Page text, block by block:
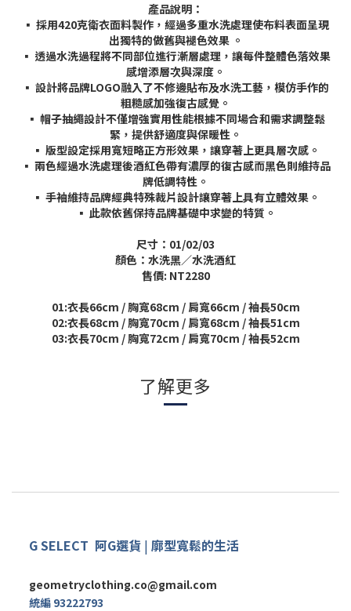
產品說明：
▪ 採用420克衛衣面料製作，經過多重水洗處理使布料表面呈現
出獨特的做舊與褪色效果 。
▪ 透過水洗過程將不同部位進行漸層處理，讓每件整體色落效果
感增添層次與深度。
▪ 設計將品牌LOGO融入了不修邊貼布及水洗工藝，模仿手作的
粗糙感加強復古感覺。
▪ 帽子抽繩設計不僅增強實用性能根據不同場合和需求調整鬆
緊，提供舒適度與保暖性。
▪ 版型設定採用寬短略正方形效果，讓穿著上更具層次感。
▪ 兩色經過水洗處理後酒紅色帶有濃厚的復古感而黑色則維持品
牌低調特性。
▪ 手袖維持品牌經典特殊裁片設計讓穿著上具有立體效果。
▪ 此款依舊保持品牌基礎中求變的特質。
尺寸： 01/02/03
顏色：水洗黑／水洗酒紅
售價: NT2280
01:衣長66cm /胸寬68cm / 肩寬66cm /袖長50cm
02:衣長68cm /胸寬70cm / 肩寬68cm /袖長51cm
03:衣長70cm /胸寬72cm / 肩寬70cm /袖長52cm
了解更多
G SELECT 阿G選貨 | 廓型寬鬆的生活
geometryclothing.co@gmail.com
統編 93222793